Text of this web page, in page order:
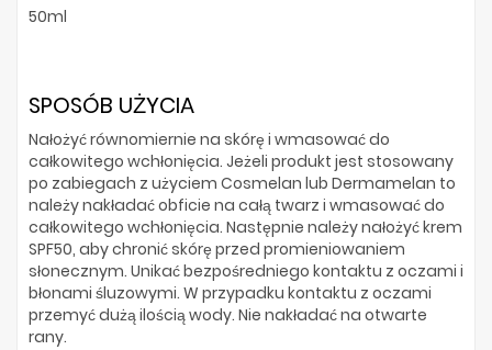
50ml
SPOSÓB UŻYCIA
Nałożyć równomiernie na skórę i wmasować do
całkowitego wchłonięcia. Jeżeli produkt jest stosowany
po zabiegach z użyciem Cosmelan lub Dermamelan to
należy nakładać obficie na całą twarz i wmasować do
całkowitego wchłonięcia. Następnie należy nałożyć krem
SPF50, aby chronić skórę przed promieniowaniem
słonecznym. Unikać bezpośredniego kontaktu z oczami i
błonami śluzowymi. W przypadku kontaktu z oczami
przemyć dużą ilością wody. Nie nakładać na otwarte
rany.